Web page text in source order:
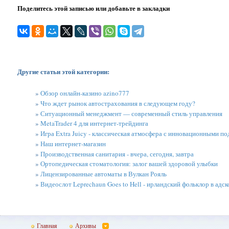
Поделитесь этой записью или добавьте в закладки
Другие статьи этой категории:
» Обзор онлайн-казино azino777
» Что ждет рынок автострахования в следующем году?
» Ситуационный менеджмент — современный стиль управления
» MetaTrader 4 для интернет-трейдинга
» Игра Extra Juicy - классическая атмосфера с инновационными
» Наш интернет-магазин
» Производственная санитария - вчера, сегодня, завтра
» Ортопедическая стоматология: залог вашей здоровой улыбки
» Лицензированные автоматы в Вулкан Рояль
» Видеослот Leprechaun Goes to Hell - ирландский фольклор в
Главная Архивы